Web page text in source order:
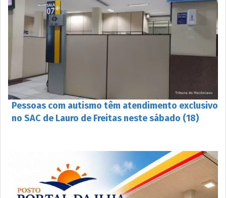
Pessoas com autismo têm atendimento exclusivo
no SAC de Lauro de Freitas neste sábado (18)